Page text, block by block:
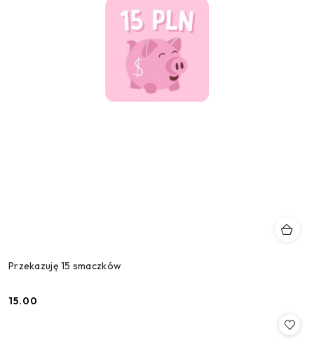
Przekazuję 15 smaczków
Cena:
15.00